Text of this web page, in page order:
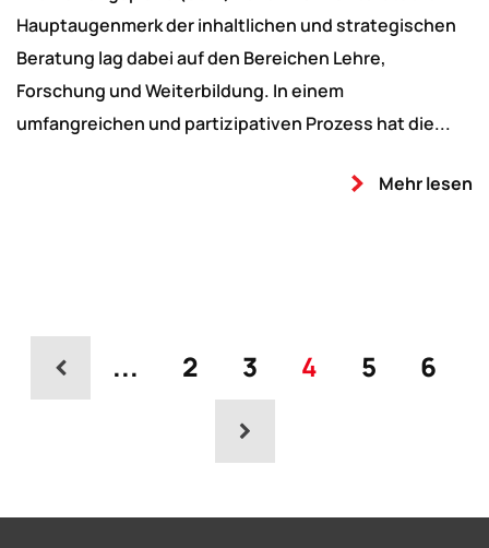
Hauptaugenmerk der inhaltlichen und strategischen
Beratung lag dabei auf den Bereichen Lehre,
Forschung und Weiterbildung. In einem
umfangreichen und partizipativen Prozess hat die...
Mehr lesen
... 2 3 4 5 6